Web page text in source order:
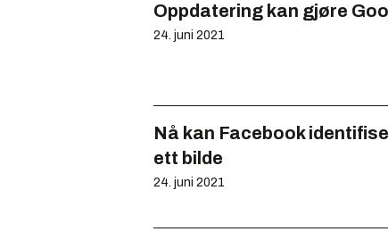
Oppdatering kan gjøre
24. juni 2021
Nå kan Facebook
ett bilde
24. juni 2021